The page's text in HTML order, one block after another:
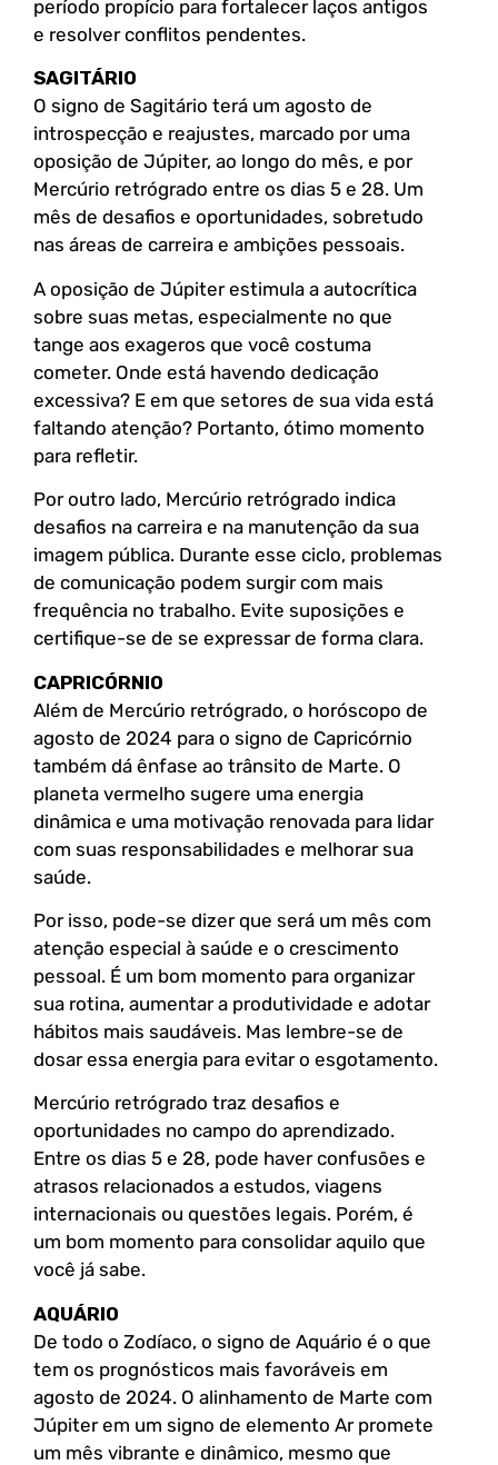
período propício para fortalecer laços antigos
e resolver conflitos pendentes.
SAGITÁRIO
O signo de Sagitário terá um agosto de
introspecção e reajustes, marcado por uma
oposição de Júpiter, ao longo do mês, e por
Mercúrio retrógrado entre os dias 5 e 28. Um
mês de desafios e oportunidades, sobretudo
nas áreas de carreira e ambições pessoais.
A oposição de Júpiter estimula a autocrítica
sobre suas metas, especialmente no que
tange aos exageros que você costuma
cometer. Onde está havendo dedicação
excessiva? E em que setores de sua vida está
faltando atenção? Portanto, ótimo momento
para refletir.
Por outro lado, Mercúrio retrógrado indica
desafios na carreira e na manutenção da sua
imagem pública. Durante esse ciclo, problemas
de comunicação podem surgir com mais
frequência no trabalho. Evite suposições e
certifique-se de se expressar de forma clara.
CAPRICÓRNIO
Além de Mercúrio retrógrado, o horóscopo de
agosto de 2024 para o signo de Capricórnio
também dá ênfase ao trânsito de Marte. O
planeta vermelho sugere uma energia
dinâmica e uma motivação renovada para lidar
com suas responsabilidades e melhorar sua
saúde.
Por isso, pode-se dizer que será um mês com
atenção especial à saúde e o crescimento
pessoal. É um bom momento para organizar
sua rotina, aumentar a produtividade e adotar
hábitos mais saudáveis. Mas lembre-se de
dosar essa energia para evitar o esgotamento.
Mercúrio retrógrado traz desafios e
oportunidades no campo do aprendizado.
Entre os dias 5 e 28, pode haver confusões e
atrasos relacionados a estudos, viagens
internacionais ou questões legais. Porém, é
um bom momento para consolidar aquilo que
você já sabe.
AQUÁRIO
De todo o Zodíaco, o signo de Aquário é o que
tem os prognósticos mais favoráveis em
agosto de 2024. O alinhamento de Marte com
Júpiter em um signo de elemento Ar promete
um mês vibrante e dinâmico, mesmo que